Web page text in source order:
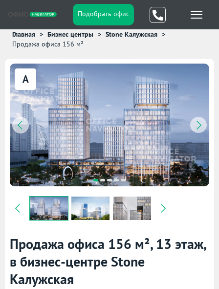
Подобрать офис
Главная Бизнес центры
Stone Калужская
Продажа офиса 156 м²
A
Продажа офиса 156 м², 13 этаж,
в бизнес-центре Stone
Калужская